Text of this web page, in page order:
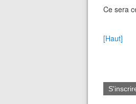
Ce sera
[Haut]